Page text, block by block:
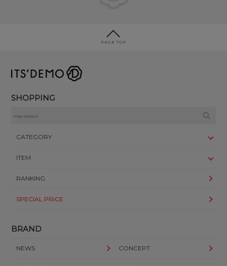
PAGE TOP
SHOPPING
CATEGORY
ITEM
RANKING
SPECIAL PRICE
BRAND
NEWS CONCEPT